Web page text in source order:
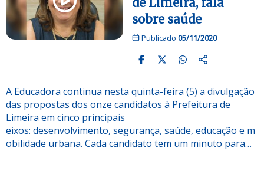
sobre saúde
Publicado 05/11/2020
A Educadora continua nesta quinta-feira (5) a divulgação
das propostas dos onze candidatos à Prefeitura de
Limeira em cinco principais
eixos: desenvolvimento, segurança, saúde, educação e m
obilidade urbana. Cada candidato tem um minuto para…